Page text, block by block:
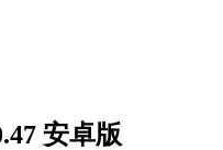
安卓版